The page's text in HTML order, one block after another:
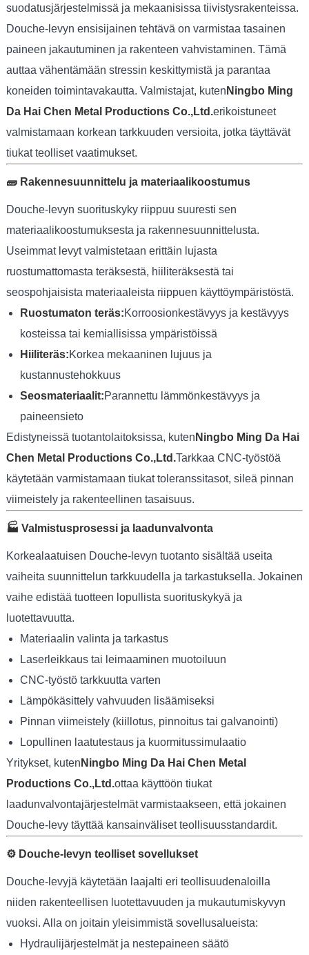
suodatusjärjestelmissä ja mekaanisissa tiivistysrakenteissa.
Douche-levyn ensisijainen tehtävä on varmistaa tasainen
paineen jakautuminen ja rakenteen vahvistaminen. Tämä
auttaa vähentämään stressin keskittymistä ja parantaa
koneiden toimintavakautta. Valmistajat, kuten Ningbo Ming
Da Hai Chen Metal Productions Co.,Ltd.erikoistuneet
valmistamaan korkean tarkkuuden versioita, jotka täyttävät
tiukat teolliset vaatimukset.
🧱 Rakennesuunnittelu ja materiaalikoostumus
Douche-levyn suorituskyky riippuu suuresti sen
materiaalikoostumuksesta ja rakennesuunnittelusta.
Useimmat levyt valmistetaan erittäin lujasta
ruostumattomasta teräksestä, hiiliteräksestä tai
seospohjaisista materiaaleista riippuen käyttöympäristöstä.
Ruostumaton teräs:Korroosionkestävyys ja kestävyys
kosteissa tai kemiallisissa ympäristöissä
Hiiliteräs:Korkea mekaaninen lujuus ja
kustannustehokkuus
Seosmateriaalit:Parannettu lämmönkestävyys ja
paineensieto
Edistyneissä tuotantolaitoksissa, kuten Ningbo Ming Da Hai
Chen Metal Productions Co.,Ltd.Tarkkaa CNC-työstöä
käytetään varmistamaan tiukat toleranssitasot, sileä pinnan
viimeistely ja rakenteellinen tasaisuus.
🏭 Valmistusprosessi ja laadunvalvonta
Korkealaatuisen Douche-levyn tuotanto sisältää useita
vaiheita suunnittelun tarkkuudella ja tarkastuksella. Jokainen
vaihe edistää tuotteen lopullista suorituskykyä ja
luotettavuutta.
Materiaalin valinta ja tarkastus
Laserleikkaus tai leimaaminen muotoiluun
CNC-työstö tarkkuutta varten
Lämpökäsittely vahvuuden lisäämiseksi
Pinnan viimeistely (kiillotus, pinnoitus tai galvanointi)
Lopullinen laatutestaus ja kuormitussimulaatio
Yritykset, kuten Ningbo Ming Da Hai Chen Metal
Productions Co.,Ltd.ottaa käyttöön tiukat
laadunvalvontajärjestelmät varmistaakseen, että jokainen
Douche-levy täyttää kansainväliset teollisuusstandardit.
⚙️ Douche-levyn teolliset sovellukset
Douche-levyjä käytetään laajalti eri teollisuudenaloilla
niiden rakenteellisen luotettavuuden ja mukautumiskyvyn
vuoksi. Alla on joitain yleisimmistä sovellusalueista:
Hydraulijärjestelmät ja nestepaineen säätö